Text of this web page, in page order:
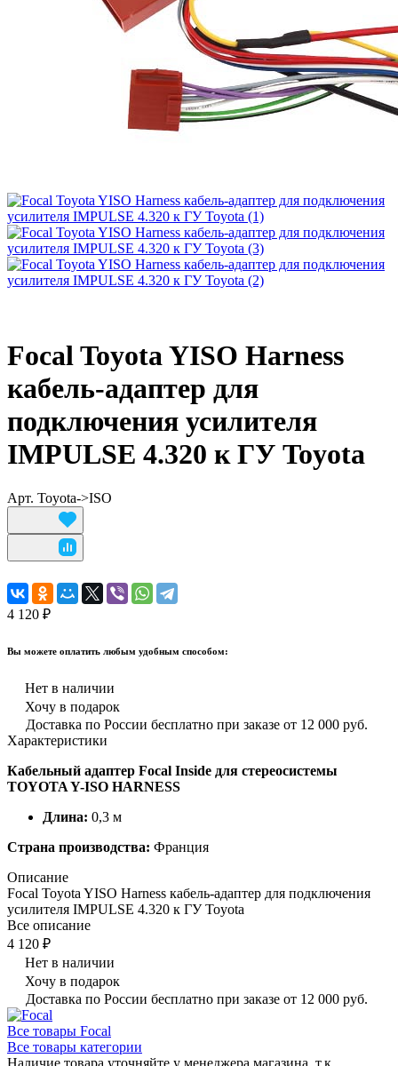
Focal Toyota YISO Harness
кабель-адаптер для
подключения усилителя
IMPULSE 4.320 к ГУ Toyota
Арт. Toyota->ISO
4 120 ₽
Вы можете оплатить любым удобным способом:
Нет в наличии
Хочу в подарок
Доставка по России бесплатно при заказе от 12 000 руб.
Характеристики
Кабельный адаптер Focal Inside для стереосистемы
TOYOTA Y-ISO HARNESS
Длина: 0,3 м
Страна производства: Франция
Описание
Focal Toyota YISO Harness кабель-адаптер для подключения
усилителя IMPULSE 4.320 к ГУ Toyota
Все описание
4 120 ₽
Нет в наличии
Хочу в подарок
Доставка по России бесплатно при заказе от 12 000 руб.
Все товары Focal
Все товары категории
Наличие товара уточняйте у менеджера магазина, т.к.